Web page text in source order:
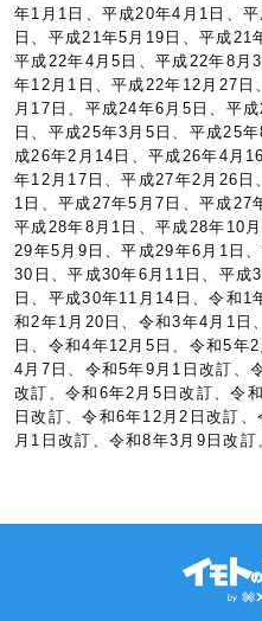
年1月1日、平成20年4月1日、
日、平成21年5月19日、平成21
平成22年4月5日、平成22年8月
年12月1日、平成22年12月27
月17日、平成24年6月5日、平
日、平成25年3月5日、平成25
成26年2月14日、平成26年4月
年12月17日、平成27年2月26日
1日、平成27年5月7日、平成27
平成28年8月1日、平成28年10
29年5月9日、平成29年6月1日
30日、平成30年6月11日、平成
日、平成30年11月14日、令和1
和2年1月20日、令和3年4月1日
日、令和4年12月5日、令和5年
4月7日、令和5年9月1日改訂、
改訂、令和6年2月5日改訂、令
日改訂、令和6年12月2日改訂
月1日改訂、令和8年3月9日改